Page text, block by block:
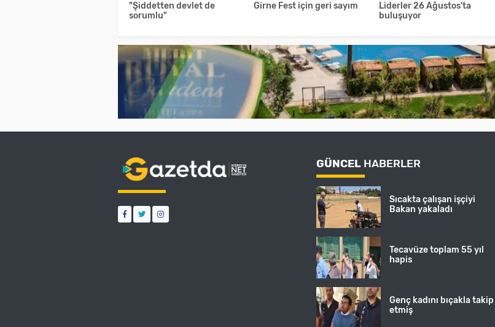
"Şiddetten devlet de
sorumlu"
Girne Fest için geri sayım
Liderler 26 Ağustos'ta
buluşuyor
GÜNCEL HABERLER
Sıcakta çalışan işçiyi
Bakan yakaladı
Tecavüze toplam 55 yıl
hapis
Genç kadını bıçakla takip
etmiş